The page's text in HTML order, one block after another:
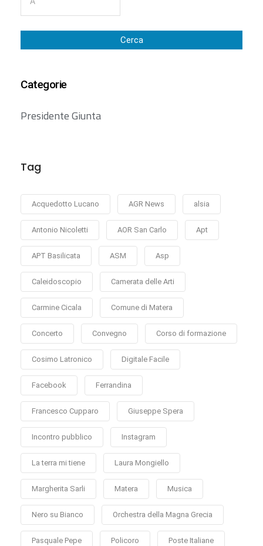
Cerca
Categorie
Presidente Giunta
Tag
Acquedotto Lucano AGR News alsia
Antonio Nicoletti AOR San Carlo Apt
APT Basilicata ASM Asp
Caleidoscopio Camerata delle Arti
Carmine Cicala Comune di Matera
Concerto Convegno Corso di formazione
Cosimo Latronico Digitale Facile
Facebook Ferrandina
Francesco Cupparo Giuseppe Spera
Incontro pubblico Instagram
La terra mi tiene Laura Mongiello
Margherita Sarli Matera Musica
Nero su Bianco Orchestra della Magna Grecia
Pasquale Pepe Policoro Poste Italiane